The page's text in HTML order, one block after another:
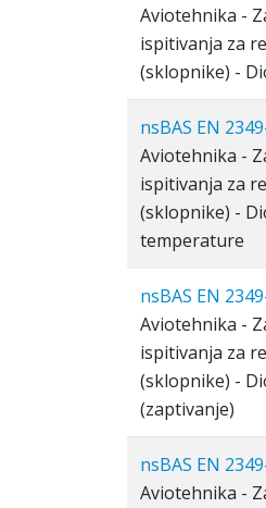
Aviotehnika -
ispitivanja za
(sklopnike) -
nsBAS EN
Aviotehnika -
ispitivanja za
(sklopnike) -
temperature
nsBAS EN
Aviotehnika -
ispitivanja za
(sklopnike) -
(zaptivanje)
nsBAS EN
Aviotehnika -